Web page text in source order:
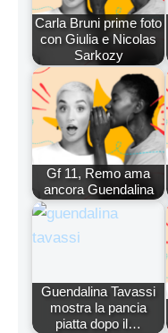
Carla Bruni prime foto
con Giulia e Nicolas
Sarkozy
Gf 11, Remo ama
ancora Guendalina
Guendalina Tavassi
mostra la pancia
piatta dopo il…